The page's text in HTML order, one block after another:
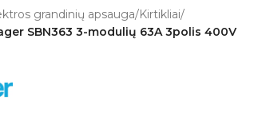
grandinių apsauga/Kirtikliai/
SBN363 3-modulių 63A 3polis 400V